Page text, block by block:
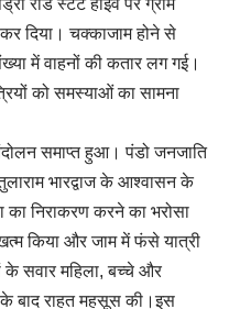
दिया। चक्काजाम होने से
में वाहनों की कतार लग गई।
को समस्याओं का सामना
समाप्त हुआ। पंडो जनजाति
भारद्वाज के आश्वासन के
का निराकरण करने का भरोसा
किया और जाम में फंसे यात्री
के सवार महिला, बच्चे और
के बाद राहत महसूस की।इस